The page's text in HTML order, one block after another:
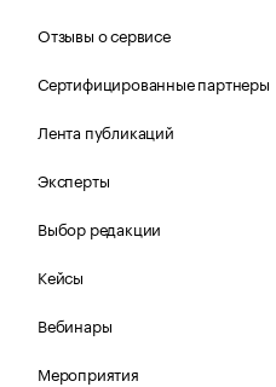
Отзывы о сервисе
Сертифицированные партнеры
Лента публикаций
Эксперты
Выбор редакции
Кейсы
Вебинары
Мероприятия